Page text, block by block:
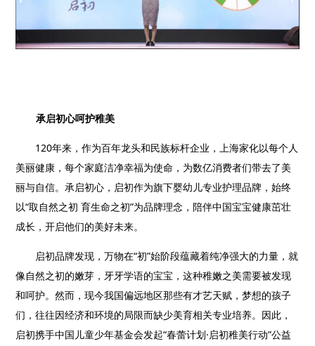
承启初心呵护稚美
120年来，作为百年龙头和民族标杆企业，上海家化以每个人
美丽健康，每个家庭洁净幸福为使命，为数亿消费者们带去了美
丽与自信。承启初心，启初作为旗下婴幼儿专业护理品牌，始终
以“取自然之初 育生命之初”为品牌理念，陪伴中国宝宝健康茁壮
成长，开启他们的美好未来。
启初品牌发现，万物在“初”始阶段蕴藏着纯净强大的力量，就
像自然之初的嫩芽，牙牙学语的宝宝，这种稚嫩之美需要被发现
和呵护。然而，现今我国偏远地区那些有才艺天赋，梦想的孩子
们，往往因经济和环境的局限而缺少美育相关专业培养。因此 ，
启初携手中国儿童少年基金会发起“春蕾计划·启初稚美行动”公益